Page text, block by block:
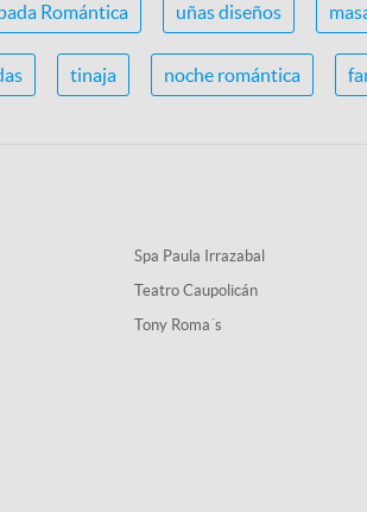
Romántica uñas diseños
tinaja noche romántica
Spa Paula Irrazabal
Teatro Caupolicán
Tony Roma´s